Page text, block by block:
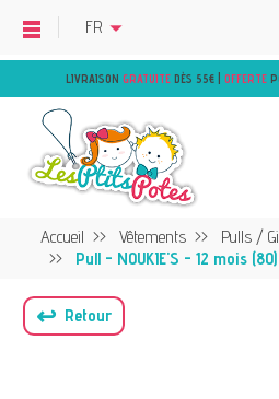
LIVRAISON GRATUITE DÈS 55€ | OFFERTE
FR
Accueil Vêtements Pulls /
Pull - NOUKIE'S - 12 mois (80)
↩ Retour